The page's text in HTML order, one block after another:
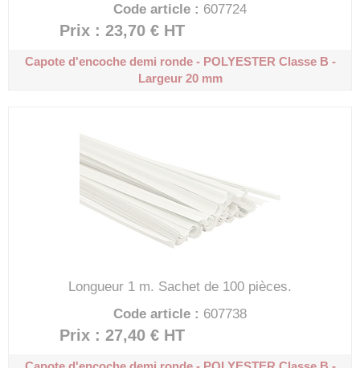
Code article : 607724
Prix : 23,70 € HT
Capote d'encoche demi ronde - POLYESTER Classe B -
Largeur 20 mm
Longueur 1 m. Sachet de 100 pièces.
Code article : 607738
Prix : 27,40 € HT